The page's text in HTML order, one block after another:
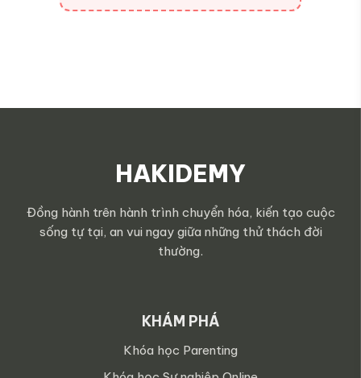
HAKIDEMY
Đồng hành trên hành trình chuyển hóa, kiến tạo cuộc
sống tự tại, an vui ngay giữa những thử thách đời
thường.
KHÁM PHÁ
Khóa học Parenting